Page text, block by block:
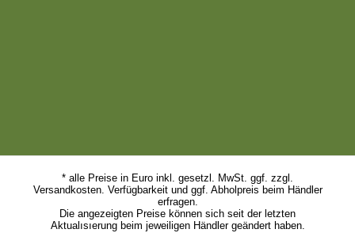
* alle Preise in Euro inkl. gesetzl. MwSt. ggf. zzgl.
Versandkosten. Verfügbarkeit und ggf. Abholpreis beim Händler
erfragen.
Die angezeigten Preise können sich seit der letzten
Aktualısıerung beim jeweiligen Händler geändert haben.